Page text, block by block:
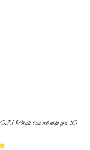
Bình lan hồ điệp giả 10